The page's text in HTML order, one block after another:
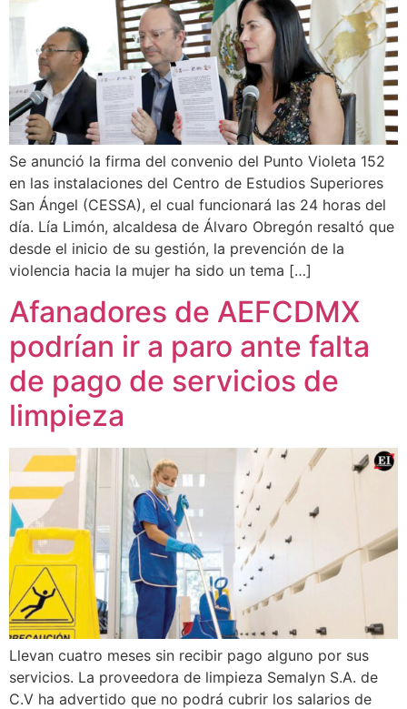
Se anunció la firma del convenio del Punto Violeta 152
en las instalaciones del Centro de Estudios Superiores
San Ángel (CESSA), el cual funcionará las 24 horas del
día. Lía Limón, alcaldesa de Álvaro Obregón resaltó que
desde el inicio de su gestión, la prevención de la
violencia hacia la mujer ha sido un tema […]
Afanadores de AEFCDMX
podrían ir a paro ante falta
de pago de servicios de
limpieza
Llevan cuatro meses sin recibir pago alguno por sus
servicios. La proveedora de limpieza Semalyn S.A. de
C.V ha advertido que no podrá cubrir los salarios de